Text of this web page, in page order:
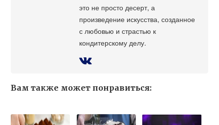
это не просто десерт, а
произведение искусства, созданное
с любовью и страстью к
кондитерскому делу.
Вам также может понравиться: